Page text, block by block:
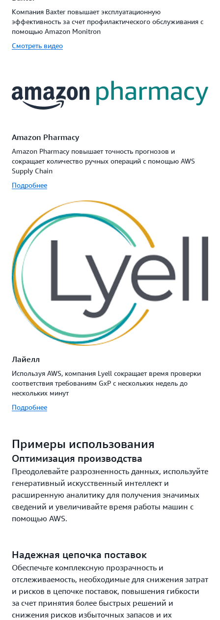
Компания Baxter повышает эксплуатационную
эффективность за счет профилактического обслуживания с
помощью Amazon Monitron
Смотреть видео
Amazon Pharmacy
Amazon Pharmacy повышает точность прогнозов и
сокращает количество ручных операций с помощью AWS
Supply Chain
Подробнее
Лайелл
Используя AWS, компания Lyell сокращает время проверки
соответствия требованиям GxP с нескольких недель до
нескольких минут
Подробнее
Примеры использования
Оптимизация производства
Преодолевайте разрозненность данных, используйте
генеративный искусственный интеллект и
расширенную аналитику для получения значимых
сведений и увеличивайте время работы машин с
помощью AWS.
Надежная цепочка поставок
Обеспечьте комплексную прозрачность и
отслеживаемость, необходимые для снижения затрат
и рисков в цепочке поставок, повышения гибкости
за счет принятия более быстрых решений и
снижения рисков избыточных запасов и их